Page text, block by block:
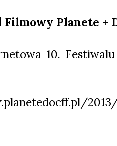
Filmowy Planete +
10.